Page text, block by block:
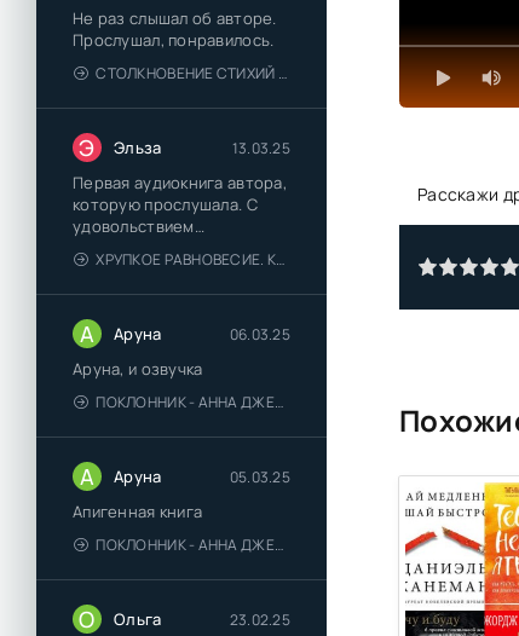
Не раз слышал об авторе.
Прослушал, понравилось.
СТОЛКНОВЕНИЕ СТИХИЙ - ВАЛЕРИЙ ГУМИНСКИЙ
Э Эльза 13.03.25
Первая аудиокнига автора,
которую прослушала. С
удовольствием
познакомлюсь и с другими.
ХРУПКОЕ РАВНОВЕСИЕ. КНИГА 1 - АНА ШЕРРИ
А Аруна 06.03.25
Аруна, и озвучка
ПОКЛОННИК - АННА ДЖЕЙН
А Аруна 05.03.25
Апигенная книга
ПОКЛОННИК - АННА ДЖЕЙН
О Ольга 23.02.25
Расскажи